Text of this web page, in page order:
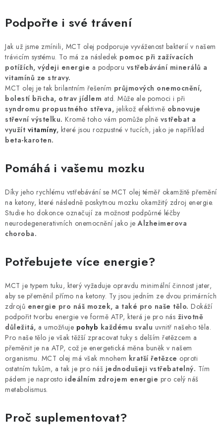
Podpořte i své trávení
Jak už jsme zmínili, MCT olej podporuje vyváženost bakterií v našem
trávicím systému. To má za následek pomoc při zažívacích
potížích, výdeji energie a podporu vstřebávání minerálů a
vitamínů ze stravy.
MCT olej je tak brilantním řešením průjmových onemocnění,
bolestí břicha, otrav jídlem atd. Může ale pomoci i při
syndromu propustného střeva, jelikož efektivně obnovuje
střevní výstelku. Kromě toho vám pomůže plně vstřebat a
využít vitamíny, které jsou rozpustné v tucích, jako je například
beta-karoten.
Pomáhá i vašemu mozku
Díky jeho rychlému vstřebávání se MCT olej téměř okamžitě přemění
na ketony, které následně poskytnou mozku okamžitý zdroj energie.
Studie ho dokonce označují za možnost podpůrné léčby
neurodegenerativních onemocnění jako jeAlzheimerova
choroba.
Potřebujete více energie?
MCT je typem tuku, který vyžaduje opravdu minimální činnost jater,
aby se přeměnil přímo na ketony. Ty jsou jedním ze dvou primárních
zdrojů energie pro náš mozek, a také pro naše tělo. Dokáží
podpořit tvorbu energie ve formě ATP, která je pro nás životně
důležitá, a umožňuje pohyb každému svalu uvnitř našeho těla.
Pro naše tělo je však těžší zpracovat tuky s delším řetězcem a
přeměnit je na ATP, což je energetická měna buněk v našem
organismu. MCT olej má však mnohem kratší řetězce oproti
ostatním tukům, a tak je pro náš jednodušeji vstřebatelný. Tím
pádem je naprosto ideálním zdrojem energie pro celý náš
metabolismus.
Proč suplementovat?